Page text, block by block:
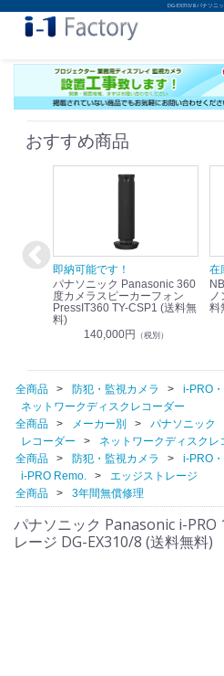
DG-EX310/8 パナソニ
おすすめ商品
即納可能です！
パナソニック Panasonic 360
度カメラスピーカーフォン
PressIT360 TY-CSP1 (送料無
料)
140,000円 （税別）
在
料
全商品 防犯・監視カメラ i-PRO
ネットワークディスクレコーダー
全商品
メーカー別 パナソニック
レコーダー
ネットワークディスクレ
全商品
防犯・監視カメラ
i-PRO
i-PRO Remo.
エッジストレージ
全商品
3年間無償修理
パナソニック Panasonic i-PRO
レージ DG-EX310/8 (送料無料)